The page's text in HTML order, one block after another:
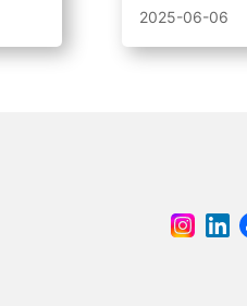
会。100万ド
2025-06-06